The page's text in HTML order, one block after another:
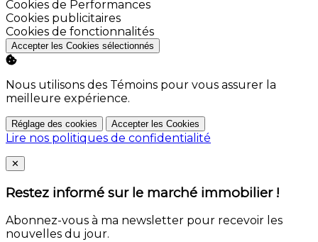
Activer
Cookies de Performances
Activer
Cookies publicitaires
Activer
Cookies de fonctionnalités
Accepter les Cookies sélectionnés
Nous utilisons des Témoins pour vous assurer la
meilleure expérience.
Réglage des cookies Accepter les Cookies
Lire nos politiques de confidentialité
Close
✕
Restez informé sur le marché immobilier !
Abonnez-vous à ma newsletter pour recevoir les
nouvelles du jour.